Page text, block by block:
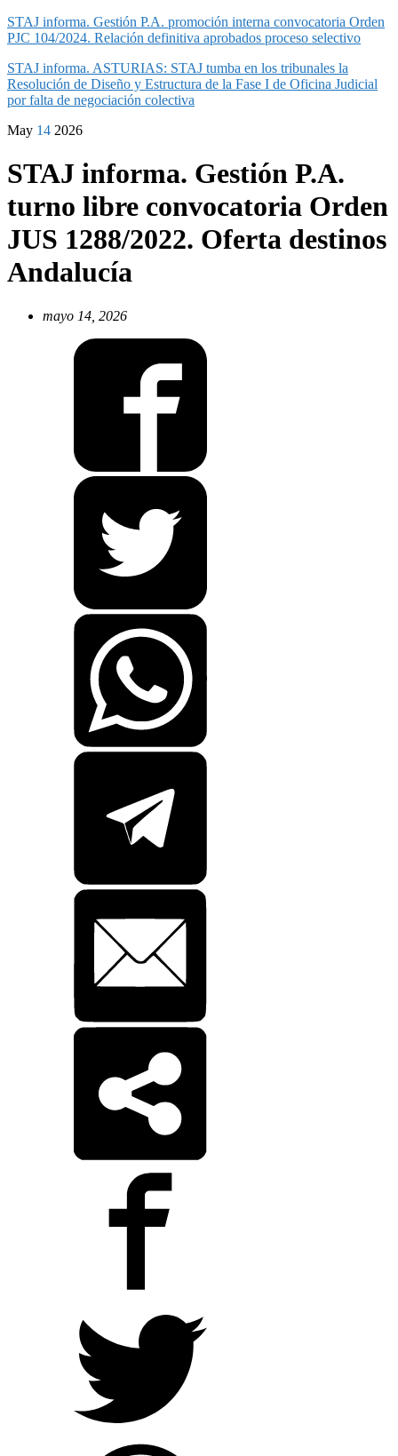
STAJ informa. Gestión P.A. promoción interna convocatoria Orden
PJC 104/2024. Relación definitiva aprobados proceso selectivo
STAJ informa. ASTURIAS: STAJ tumba en los tribunales la
Resolución de Diseño y Estructura de la Fase I de Oficina Judicial
por falta de negociación colectiva
May 14 2026
STAJ informa. Gestión P.A.
turno libre convocatoria Orden
JUS 1288/2022. Oferta destinos
Andalucía
mayo 14, 2026